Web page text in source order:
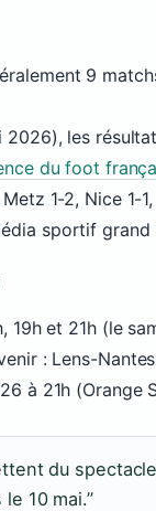
9
les
du foot
1-2, Nice 1-
sportif
19h et 21h (le
: Lens-
à 21h
du
10 mai.”